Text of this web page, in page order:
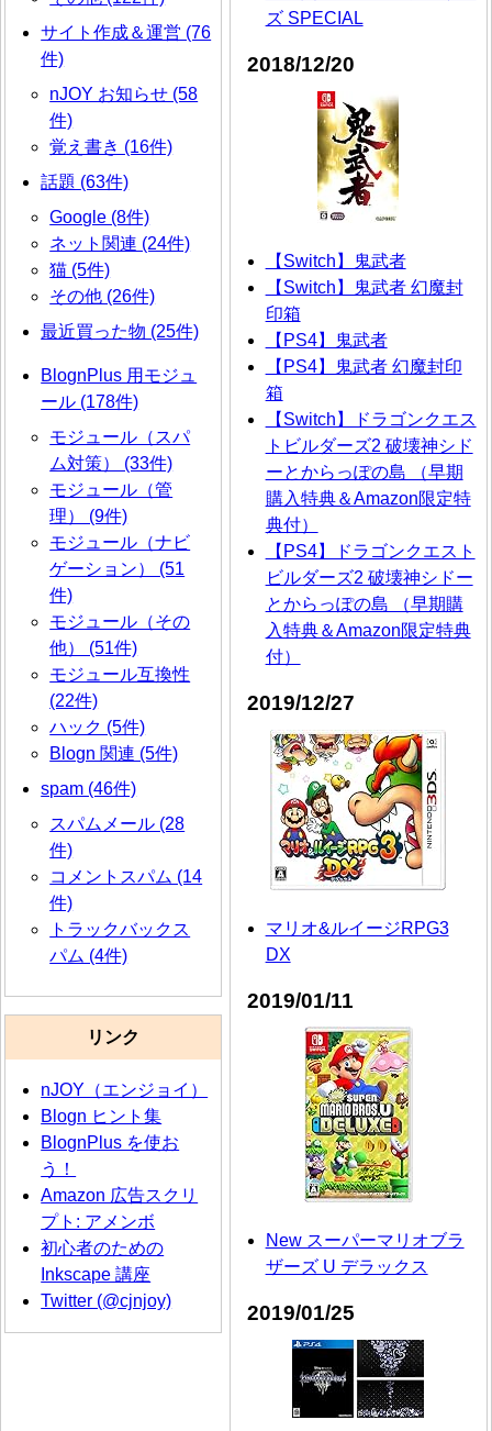
サイト作成＆運営 (76
件)
nJOY お知らせ (58
件)
覚え書き (16件)
話題 (63件)
Google (8件)
ネット関連 (24件)
猫 (5件)
その他 (26件)
最近買った物 (25件)
BlognPlus 用モジュ
ール (178件)
モジュール（スパ
ム対策） (33件)
モジュール（管
理） (9件)
モジュール（ナビ
ゲーション） (51
件)
モジュール（その
他） (51件)
モジュール互換性
(22件)
ハック (5件)
Blogn 関連 (5件)
spam (46件)
スパムメール (28
件)
コメントスパム (14
件)
トラックバックス
パム (4件)
リンク
nJOY（エンジョイ）
Blogn ヒント集
BlognPlus を使お
う！
Amazon 広告スクリ
プト: アメンボ
初心者のための
Inkscape 講座
Twitter (@cjnjoy)
ズ SPECIAL
2018/12/20
【Switch】鬼武者
【Switch】鬼武者 幻魔封
印箱
【PS4】鬼武者
【PS4】鬼武者 幻魔封印
箱
【Switch】ドラゴンクエス
トビルダーズ2 破壊神シド
ーとからっぽの島 （早期
購入特典＆Amazon限定特
典付）
【PS4】ドラゴンクエスト
ビルダーズ2 破壊神シドー
とからっぽの島 （早期購
入特典＆Amazon限定特典
付）
2019/12/27
マリオ&ルイージRPG3
DX
2019/01/11
New スーパーマリオブラ
ザーズ U デラックス
2019/01/25